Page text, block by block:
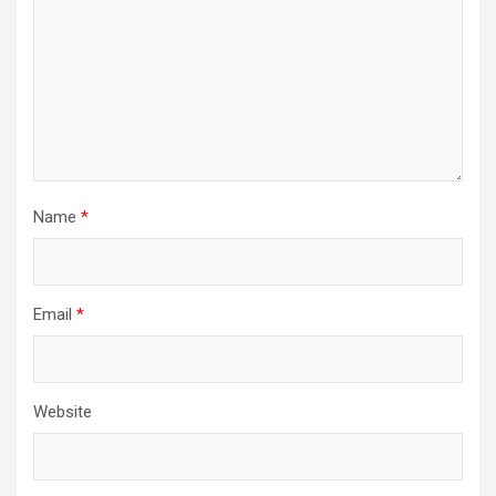
Name *
Email *
Website